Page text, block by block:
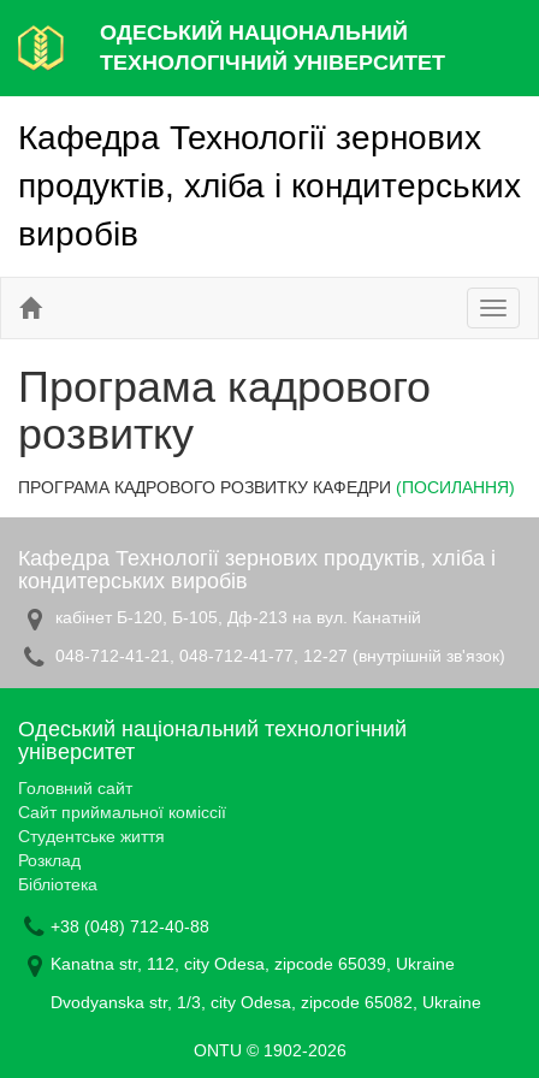
ОДЕСЬКИЙ НАЦІОНАЛЬНИЙ
ТЕХНОЛОГІЧНИЙ УНІВЕРСИТЕТ
Кафедра Технології зернових
продуктів, хліба і кондитерських
виробів
Програма кадрового
розвитку
ПРОГРАМА КАДРОВОГО РОЗВИТКУ КАФЕДРИ (ПОСИЛАННЯ)
Кафедра Технології зернових продуктів, хліба і
кондитерських виробів
кабінет Б-120, Б-105, Дф-213 на вул. Канатній
048-712-41-21, 048-712-41-77, 12-27 (внутрішній зв'язок)
Одеський національний технологічний
університет
Головний сайт
Сайт приймальної коміссії
Студентське життя
Розклад
Бібліотека
+38 (048) 712-40-88
Kanatna str, 112, city Odesa, zipcode 65039, Ukraine
Dvodyanska str, 1/3, city Odesa, zipcode 65082, Ukraine
ONTU © 1902-2026